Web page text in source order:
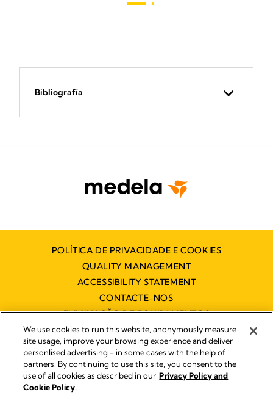
Bibliografía
POLÍTICA DE PRIVACIDADE E COOKIES
QUALITY MANAGEMENT
ACCESSIBILITY STATEMENT
CONTACTE-NOS
ELIMINAÇÃO DE EQUIPAMENTOS
ELÉCTRICOS E ELECTRÓNICOS
Impressum
Legal Notice
We use cookies to run this website, anonymously measure
site usage, improve your browsing experience and deliver
personlised advertising - in some cases with the help of
partners. By continuing to use this site, you consent to the
use of all cookies as described in our Privacy Policy and
Cookie Policy.